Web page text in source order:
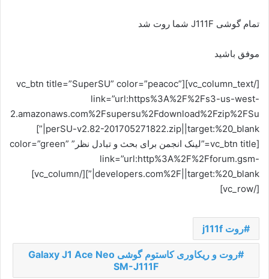
تمام گوشی J111F شما روت شد
موفق باشید
[/vc_column_text][vc_btn title=”SuperSU” color=”peacoc”
link=”url:https%3A%2F%2Fs3-us-west-
2.amazonaws.com%2Fsupersu%2Fdownload%2Fzip%2FSu
perSU-v2.82-201705271822.zip||target:%20_blank|”]
[vc_btn title=”لینک انجمن برای بحث و تبادل نظر” color=”green”
link=”url:http%3A%2F%2Fforum.gsm-
developers.com%2F||target:%20_blank|”][/vc_column]
[/vc_row]
روت j111f
روت و ریکاوری کاستوم گوشی Galaxy J1 Ace Neo
SM-J111F